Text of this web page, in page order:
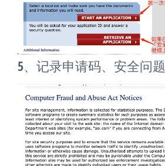
5、记录申请码、安全问题